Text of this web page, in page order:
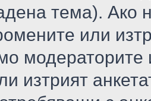
тема). Ако
или
изтрият